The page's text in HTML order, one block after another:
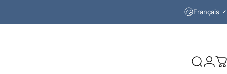
Français